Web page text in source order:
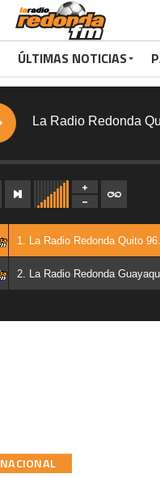
La Radio Redonda
1. La Radio Redonda Quito
2. La Radio Redonda
ÚLTIMAS NOTICIAS
NACIONAL